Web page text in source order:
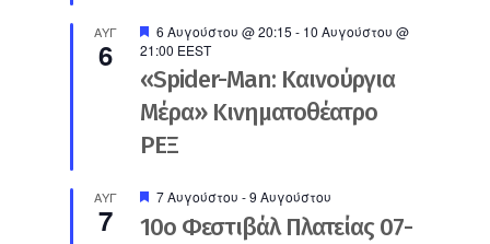
ΑΥΓ
6
Προτεινόμενο
6 Αυγούστου @ 20:15 - 10 Αυγούστου @
21:00 EEST
«Spider-Man: Καινούργια
Μέρα» Κινηματοθέατρο
ΡΕΞ
ΑΥΓ
7
Προτεινόμενο
7 Αυγούστου -9 Αυγούστου
10ο Φεστιβάλ Πλατείας 07-